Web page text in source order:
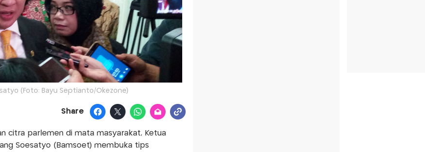
(Foto: Bayu Septianto/Okezone)
Share
citra parlemen di mata masyarakat, Ketua
Soesatyo (Bamsoet) membuka tips